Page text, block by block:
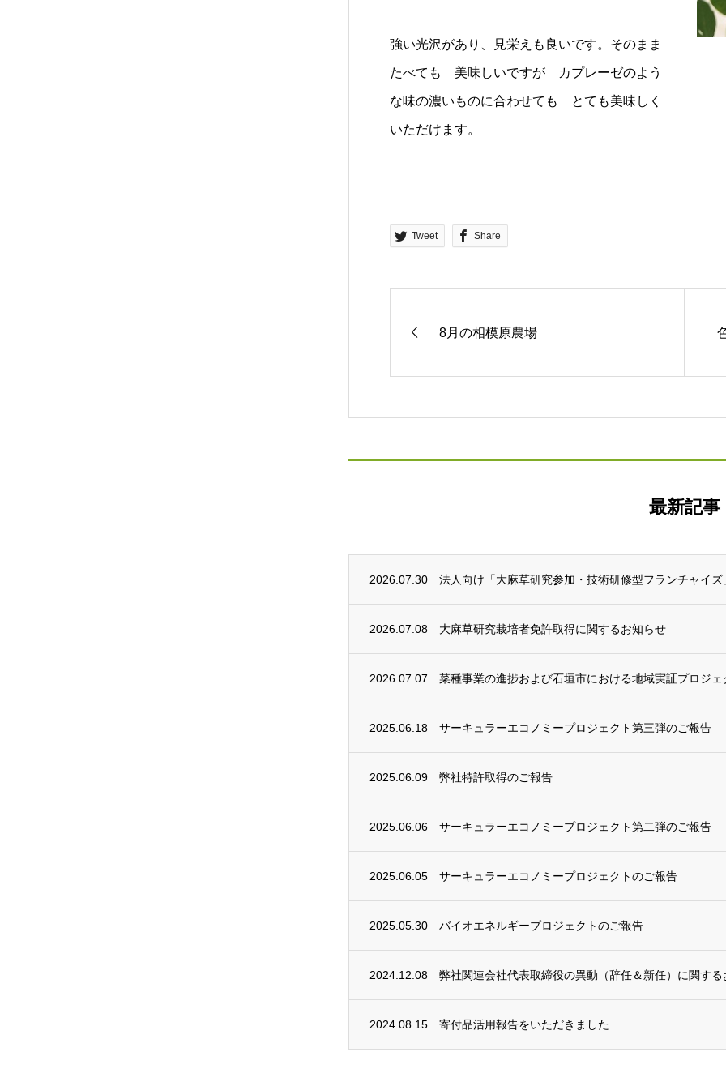
強い光沢があり、見栄えも良いです。そのまま
たべても 美味しいですが カプレーゼのよう
な味の濃いものに合わせても とても美味しく
いただけます。
Tweet Share
8月の相模原農場
最新記事
2026.07.30 法人向け「大麻草研究参加・技術研修型フランチャイ
2026.07.08 大麻草研究栽培者免許取得に関するお知らせ
2026.07.07 菜種事業の進捗および石垣市における地域実証プロジ
2025.06.18 サーキュラーエコノミープロジェクト第三弾のご報告
2025.06.09 弊社特許取得のご報告
2025.06.06 サーキュラーエコノミープロジェクト第二弾のご報告
2025.06.05 サーキュラーエコノミープロジェクトのご報告
2025.05.30 バイオエネルギープロジェクトのご報告
2024.12.08 弊社関連会社代表取締役の異動（辞任＆新任）に関する
2024.08.15 寄付品活用報告をいただきました